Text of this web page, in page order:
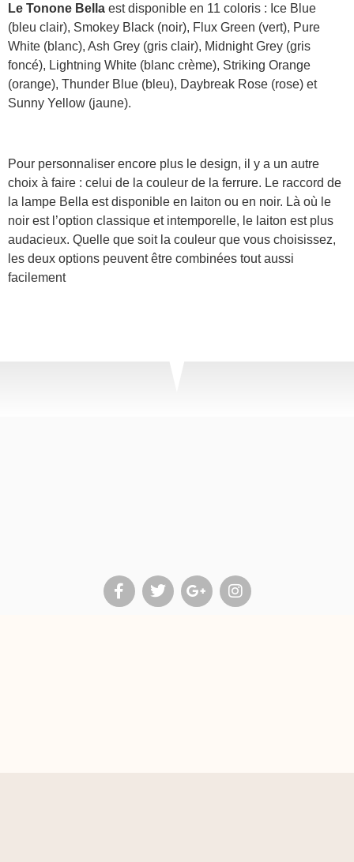
Le Tonone Bella est disponible en 11 coloris : Ice Blue
(bleu clair), Smokey Black (noir), Flux Green (vert), Pure
White (blanc), Ash Grey (gris clair), Midnight Grey (gris
foncé), Lightning White (blanc crème), Striking Orange
(orange), Thunder Blue (bleu), Daybreak Rose (rose) et
Sunny Yellow (jaune).
Pour personnaliser encore plus le design, il y a un autre
choix à faire : celui de la couleur de la ferrure. Le raccord de
la lampe Bella est disponible en laiton ou en noir. Là où le
noir est l’option classique et intemporelle, le laiton est plus
audacieux. Quelle que soit la couleur que vous choisissez,
les deux options peuvent être combinées tout aussi
facilement